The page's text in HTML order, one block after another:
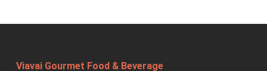
Viavai Gourmet Food & Beverage